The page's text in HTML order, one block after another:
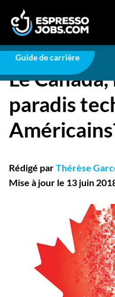
Connexion
Créez un compte
Emplois
Recherchez un emploi
Ma boîte à
Nos chroniques
Inscrivez-vous à
Employeurs
Publiez une offre
Guide de carrière
Carrière
Le Canada,
Américains?
Le
paradis
Rédigé parThérèse
Mise à jour le 13 juin